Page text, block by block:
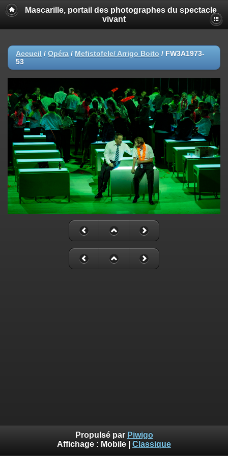
Mascarille, portail des photographes du spectacle
vivant
Accueil / Opéra / Mefistofele/ Arrigo Boito / FW3A1973-
53
Propulsé par Piwigo
Affichage : Mobile Classique